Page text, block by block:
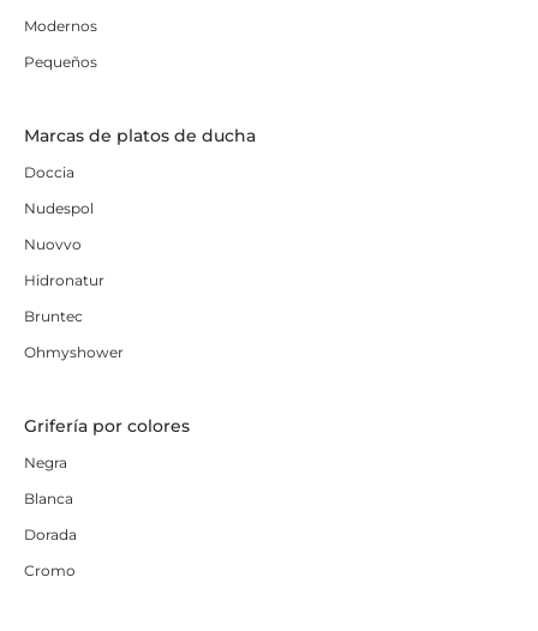
Modernos
Pequeños
Marcas de platos de ducha
Doccia
Nudespol
Nuovvo
Hidronatur
Bruntec
Ohmyshower
Grifería por colores
Negra
Blanca
Dorada
Cromo